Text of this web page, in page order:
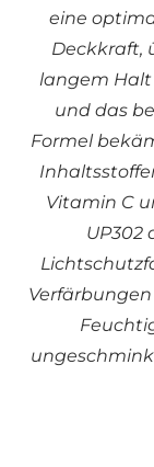
eine
Deckkraft,
langem Halt
und das
Formel
Vitamin C
UP302